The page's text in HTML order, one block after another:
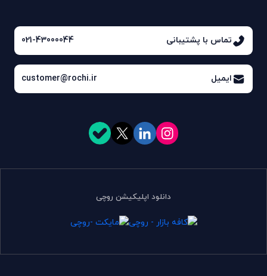
تماس با پشتیبانی 021-43000044
ایمیل customer@rochi.ir
دانلود اپلیکیشن روچی